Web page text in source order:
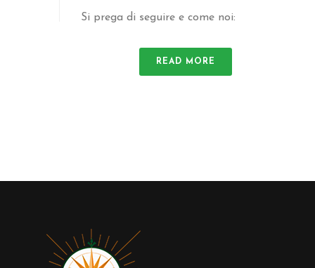
Si prega di seguire e come noi:
READ MORE